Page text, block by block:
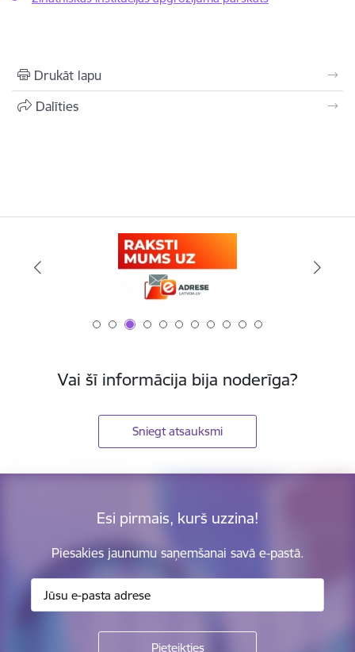
Drukāt lapu
Dalīties
Vai šī informācija bija noderīga?
Sniegt atsauksmi
Esi pirmais, kurš uzzina!
Piesakies jaunumu saņemšanai savā e-pastā.